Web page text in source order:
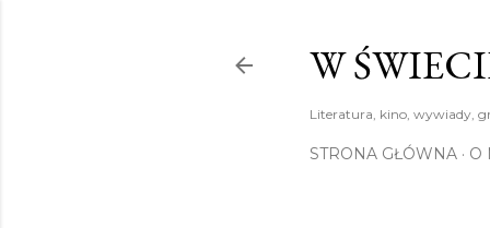
W
Literatura, kino, wywiady,
STRONA GŁÓWNA O